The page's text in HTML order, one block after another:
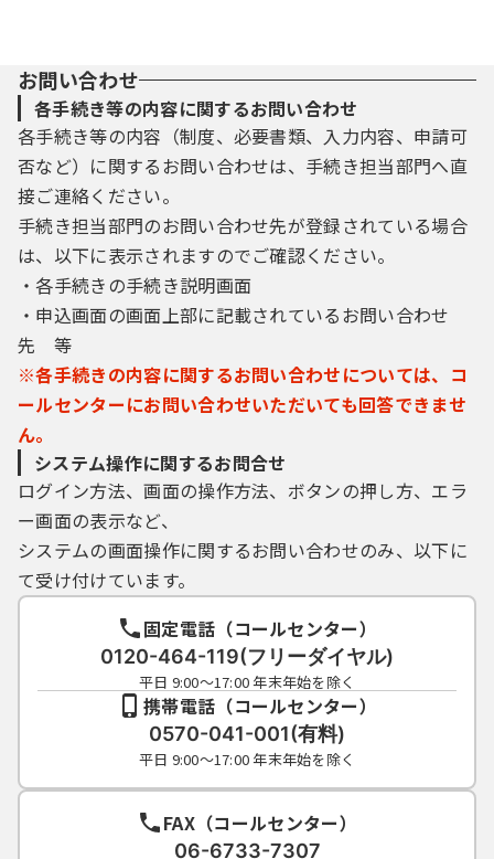
お問い合わせ
各手続き等の内容に関するお問い合わせ
各手続き等の内容（制度、必要書類、入力内容、申請可
否など）に関するお問い合わせは、手続き担当部門へ直
接ご連絡ください。
手続き担当部門のお問い合わせ先が登録されている場合
は、以下に表示されますのでご確認ください。
・各手続きの手続き説明画面
・申込画面の画面上部に記載されているお問い合わせ
先 等
※各手続きの内容に関するお問い合わせについては、コ
ールセンターにお問い合わせいただいても回答できませ
ん。
システム操作に関するお問合せ
ログイン方法、画面の操作方法、ボタンの押し方、エラ
ー画面の表示など、
システムの画面操作に関するお問い合わせのみ、以下に
て受け付けています。
固定電話（コールセンター）
0120-464-119(フリーダイヤル)
平日 9:00～17:00 年末年始を除く
携帯電話（コールセンター）
0570-041-001(有料)
平日 9:00～17:00 年末年始を除く
FAX（コールセンター）
06-6733-7307